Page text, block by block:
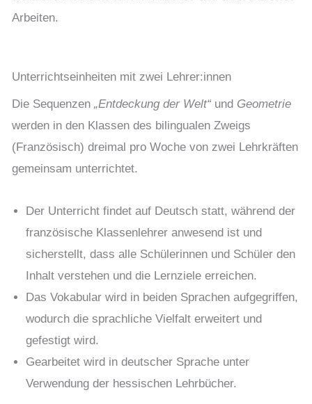
Arbeiten.
Unterrichtseinheiten mit zwei Lehrer:innen
Die Sequenzen „Entdeckung der Welt“ und Geometrie
werden in den Klassen des bilingualen Zweigs
(Französisch) dreimal pro Woche von zwei Lehrkräften
gemeinsam unterrichtet.
Der Unterricht findet auf Deutsch statt, während der
französische Klassenlehrer anwesend ist und
sicherstellt, dass alle Schülerinnen und Schüler den
Inhalt verstehen und die Lernziele erreichen.
Das Vokabular wird in beiden Sprachen aufgegriffen,
wodurch die sprachliche Vielfalt erweitert und
gefestigt wird.
Gearbeitet wird in deutscher Sprache unter
Verwendung der hessischen Lehrbücher.